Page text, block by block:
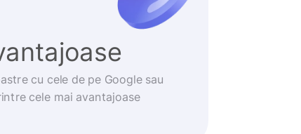
cu cele de pe Google sau
cele mai avantajoase